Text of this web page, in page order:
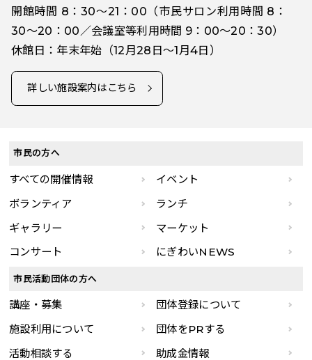
開館時間 8：30～21：00（市民サロン利用時間 8：
30～20：00／会議室等利用時間 9：00～20：30）
休館日：年末年始（12月28日～1月4日）
詳しい施設案内はこちら
市民の方へ
すべての開催情報
イベント
ボランティア
ランチ
ギャラリー
マーケット
コンサート
にぎわいNEWS
市民活動団体の方へ
講座・募集
団体登録について
施設利用について
団体をPRする
活動相談する
助成金情報